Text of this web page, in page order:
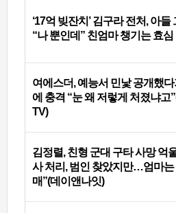
‘17억 빚잔치’ 김구라 전처, 아들
“나 뿐인데” 친엄마 챙기는 효심
여에스더, 예능서 민낯 공개했
에 충격 “눈 왜 저렇게 처졌냐고
TV)
김정렬, 친형 군대 구타 사망 억
사 처리, 범인 찾았지만…엄마는
매”(데이앤나잇)